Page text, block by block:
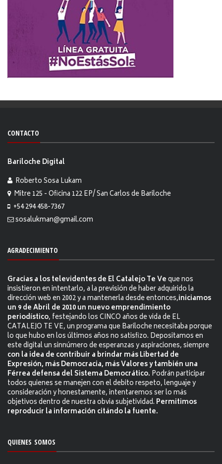
CONTACTO
Bariloche Digital
Roberto Sosa Lukam
Mitre 125 - Oficina 122 EP/ San Carlos de Bariloche
+54 294 458-7367
sosalukman@gmail.com
AGRADECIMIENTO
Gracias a los televidentes de El Catalejo Te Veque nos
insistieron en intentarlo, a la previsión de haber adquirido la
dirección web en 2002 y a mantenerla desde entonces,iniciamos
un 9 de Abril de 2010 un nuevo emprendimiento
periodístico, festejando los CINCO años de vida de EL
CATALEJO TE VE, un programa que Bariloche necesitaba porque
lo que hubo en los últimos años no satisfizo. Depositamos en
este digital un sinnúmero de esperanzas y aspiraciones, siempre
con la idea de contribuir a brindar más Libertad de
Expresión, más Democracia, más Valores y también una
Férrea defensa del Sistema Democrático. Podrán participar
todos quienes se manejen con el debito respeto, lenguaje y
consideración y honestamente, intentaremos ser lo más
objetivos dentro de nuestra obvia subjetividad. Permitimos
reproducir la información citándo la fuente.
QUIENES SOMOS